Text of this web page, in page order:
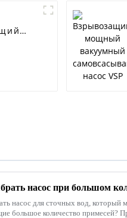
насос при большом
насос для сточных вод, который
большое количество примесей?